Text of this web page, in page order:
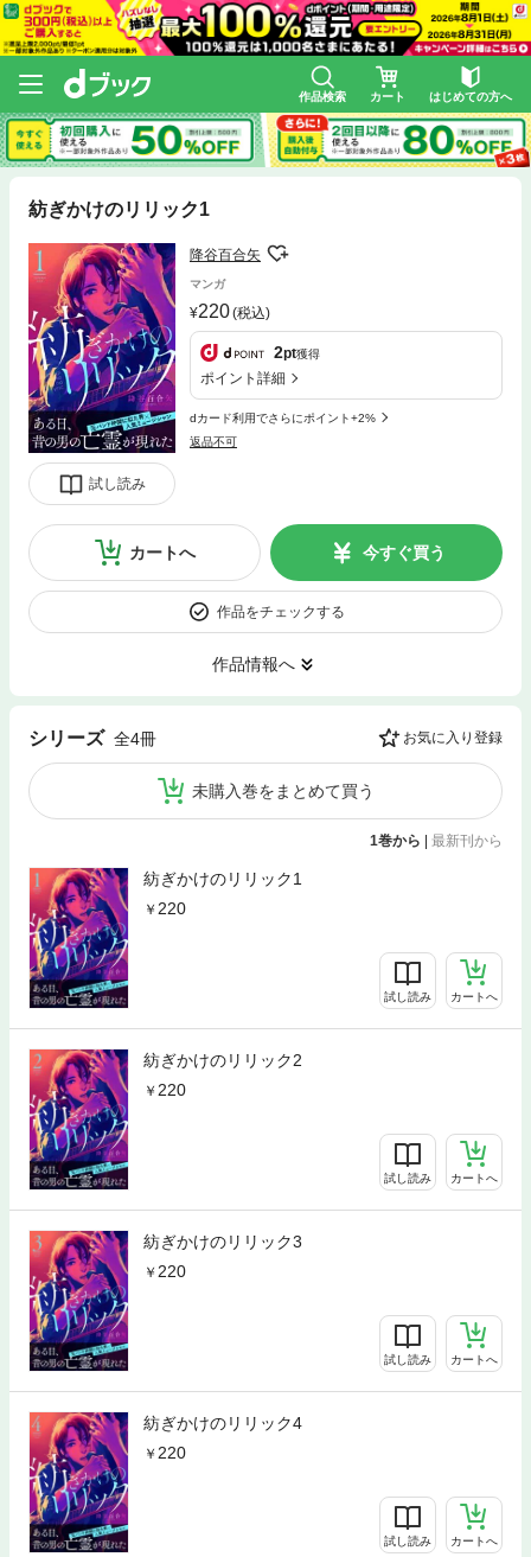
作品検索 カート はじめての方へ
紡ぎかけのリリック1
試し読み
降谷百合矢
マンガ
220(税込)
2pt獲得
ポイント詳細
dカード利用でさらにポイント+2%
返品不可
カートへ 今すぐ買う
作品をチェックする
作品情報へ
シリーズ 全4冊 お気に入り登録
未購入巻をまとめて買う
1巻から | 最新刊から
紡ぎかけのリリック1
220
試し読み カートへ
紡ぎかけのリリック2
220
試し読み カートへ
紡ぎかけのリリック3
220
試し読み カートへ
紡ぎかけのリリック4
220
試し読み カートへ